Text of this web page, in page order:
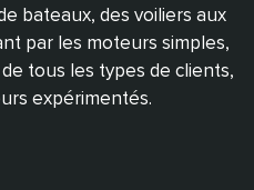
bateaux, des voiliers aux
par les moteurs simples,
tous les types de clients,
expérimentés.